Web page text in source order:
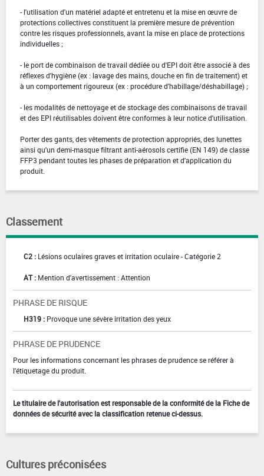
- l'utilisation d'un matériel adapté et entretenu et la mise en œuvre de
protections collectives constituent la première mesure de prévention
contre les risques professionnels, avant la mise en place de protections
individuelles ;
- le port de combinaison de travail dédiée ou d'EPI doit être associé à des
réflexes d'hygiène (ex : lavage des mains, douche en fin de traitement) et
à un comportement rigoureux (ex : procédure d'habillage/déshabillage) ;
- les modalités de nettoyage et de stockage des combinaisons de travail
et des EPI réutilisables doivent être conformes à leur notice d'utilisation.
Porter des gants, des vêtements de protection appropriés, des lunettes
ainsi qu'un demi-masque filtrant anti-aérosols certifie (EN 149) de classe
FFP3 pendant toutes les phases de préparation et d'application du
produit.
Classement
C2 : Lésions oculaires graves et irritation oculaire - Catégorie 2
AT : Mention d'avertissement : Attention
PHRASE DE RISQUE
H319 : Provoque une sévère irritation des yeux
PHRASE DE PRUDENCE
Pour les informations concernant les phrases de prudence se référer à
l'étiquetage du produit.
Le titulaire de l'autorisation est responsable de la conformité de la Fiche de
données de sécurité avec la classification retenue ci-dessus.
Cultures préconisées